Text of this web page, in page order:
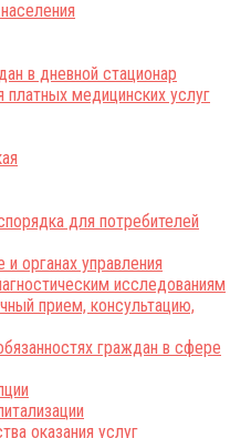
в дневной стационар
платных медицинских услуг
для потребителей
органах управления
исследованиям
прием, консультацию,
граждан в сфере
оказания услуг